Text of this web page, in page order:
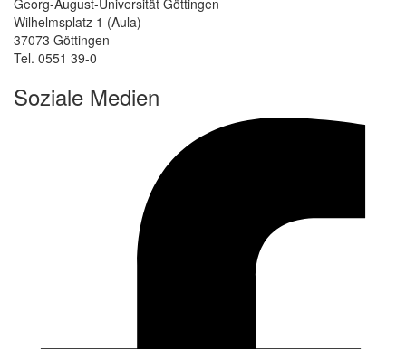
Wilhelmsplatz 1 (Aula)
37073 Göttingen
Tel. 0551 39-0
Soziale Medien